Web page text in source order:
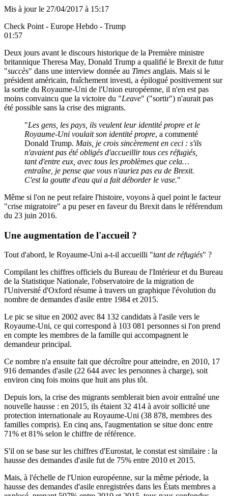
Mis à jour le 27/04/2017 à 15:17
Check Point - Europe Hebdo - Trump
01:57
Deux jours avant le discours historique de la Première ministre
britannique Theresa May, Donald Trump a qualifié le Brexit de futur
"succès" dans une interview donnée au Times anglais. Mais si le
président américain, fraîchement investi, a épilogué positivement sur
la sortie du Royaume-Uni de l'Union européenne, il n'en est pas
moins convaincu que la victoire du "Leave" ("sortir") n'aurait pas
été possible sans la crise des migrants.
"Les gens, les pays, ils veulent leur identité propre et le
Royaume-Uni voulait son identité propre, a commenté
Donald Trump. Mais, je crois sincèrement en ceci : s'ils
n'avaient pas été obligés d'accueillir tous ces réfugiés,
tant d'entre eux, avec tous les problèmes que cela…
entraîne, je pense que vous n'auriez pas eu de Brexit.
C'est la goutte d'eau qui a fait déborder le vase."
Même si l'on ne peut refaire l'histoire, voyons à quel point le facteur
"crise migratoire" a pu peser en faveur du Brexit dans le référendum
du 23 juin 2016.
Une augmentation de l'accueil ?
Tout d'abord, le Royaume-Uni a-t-il accueilli "tant de réfugiés" ?
Compilant les chiffres officiels du Bureau de l'Intérieur et du Bureau
de la Statistique Nationale, l'observatoire de la migration de
l'Université d'Oxford résume à travers un graphique l'évolution du
nombre de demandes d'asile entre 1984 et 2015.
Le pic se situe en 2002 avec 84 132 candidats à l'asile vers le
Royaume-Uni, ce qui correspond à 103 081 personnes si l'on prend
en compte les membres de la famille qui accompagnent le
demandeur principal.
Ce nombre n'a ensuite fait que décroître pour atteindre, en 2010, 17
916 demandes d'asile (22 644 avec les personnes à charge), soit
environ cinq fois moins que huit ans plus tôt.
Depuis lors, la crise des migrants semblerait bien avoir entraîné une
nouvelle hausse : en 2015, ils étaient 32 414 à avoir sollicité une
protection internationale au Royaume-Uni (38 878, membres des
familles compris). En cinq ans, l'augmentation se situe donc entre
71% et 81% selon le chiffre de référence.
S'il on se base surles chiffres d'Eurostat, le constat est similaire : la
hausse des demandes d'asile fut de 75% entre 2010 et 2015.
Mais, à l'échelle de l'Union européenne, sur la même période, la
hausse des demandes d'asile enregistrées dans les États membres a